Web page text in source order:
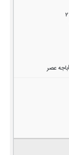
باجه عصر